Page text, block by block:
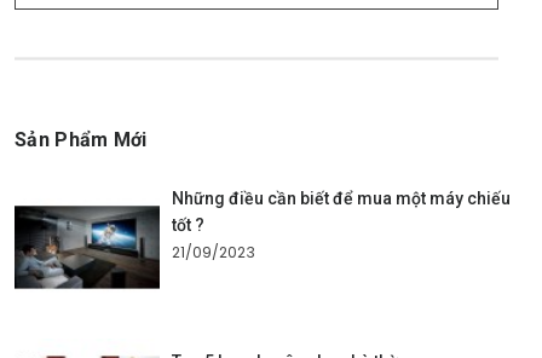
Sản Phẩm Mới
Những điều cần biết để mua một máy chiếu
tốt ?
21/09/2023